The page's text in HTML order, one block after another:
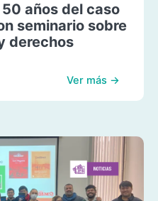
años del caso
seminario sobre
derechos
Ver más →